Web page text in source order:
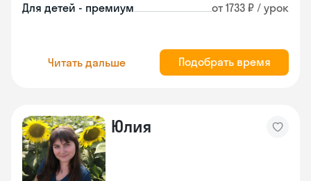
Для детей - премиум от 1733 ₽ / урок
Читать дальше Подобрать время
Юлия